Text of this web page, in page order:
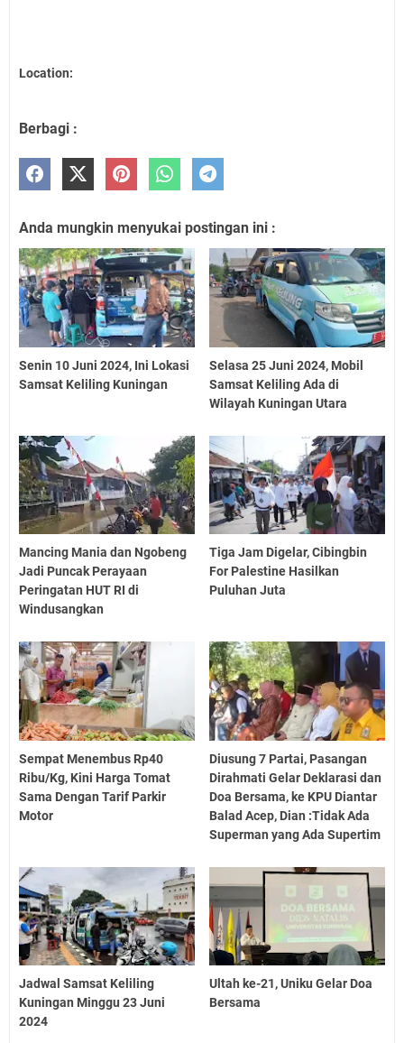
Location:
Berbagi :
Anda mungkin menyukai postingan ini :
Senin 10 Juni 2024, Ini Lokasi
Samsat Keliling Kuningan
Selasa 25 Juni 2024, Mobil
Samsat Keliling Ada di
Wilayah Kuningan Utara
Mancing Mania dan Ngobeng
Jadi Puncak Perayaan
Peringatan HUT RI di
Windusangkan
Tiga Jam Digelar, Cibingbin
For Palestine Hasilkan
Puluhan Juta
Sempat Menembus Rp40
Ribu/Kg, Kini Harga Tomat
Sama Dengan Tarif Parkir
Motor
Diusung 7 Partai, Pasangan
Dirahmati Gelar Deklarasi dan
Doa Bersama, ke KPU Diantar
Balad Acep, Dian :Tidak Ada
Superman yang Ada Supertim
Jadwal Samsat Keliling
Kuningan Minggu 23 Juni
2024
Ultah ke-21, Uniku Gelar Doa
Bersama